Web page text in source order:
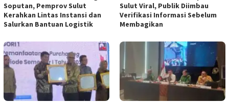
Soputan, Pemprov Sulut
Kerahkan Lintas Instansi dan
Salurkan Bantuan Logistik
Sulut Viral, Publik Diimbau
Verifikasi Informasi Sebelum
Membagikan